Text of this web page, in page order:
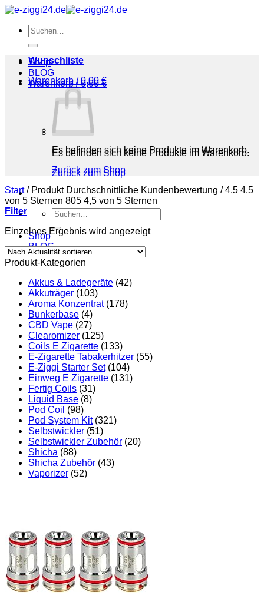
Zum
springenSuchen
nach:
Shop
BLOG
Warenkorb /0,00€
Es befinden sich keine Produkte im Warenkorb.
Zurück zum Shop
Suchen
nach:
Shop
BLOG
Wunschliste
Warenkorb /0,00 €
Es befinden sich keine Produkte im Warenkorb.
Zurück zum Shop
Start /Produkt Durchschnittliche Kundenbewertung /4,5 4,5
von 5 Sternen 805 4,5 von 5 Sternen
Filter
Einzelnes Ergebnis wird angezeigt
Produkt-Kategorien
Akkus & Ladegeräte (42)
Akkuträger (103)
Aroma Konzentrat (178)
Bunkerbase (4)
CBD Vape (27)
Clearomizer (125)
Coils E Zigarette (133)
E-Zigarette Tabakerhitzer (55)
E-Ziggi Starter Set (104)
Einweg E Zigarette (131)
Fertig Coils (31)
Liquid Base (8)
Pod Coil (98)
Pod System Kit (321)
Selbstwickler (51)
Selbstwickler Zubehör (20)
Shicha (88)
Shicha Zubehör (43)
Vaporizer (52)